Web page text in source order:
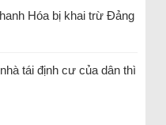
Hóa bị khai trừ Đảng
tái định cư của dân thì